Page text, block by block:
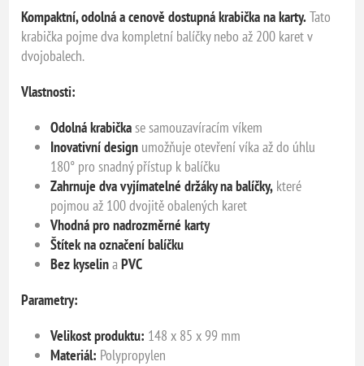
Kompaktní, odolná a cenově dostupná krabička na karty.Tato
krabička pojme dva kompletní balíčky nebo až 200 karet v
dvojobalech.
Vlastnosti:
Odolná krabičkase samouzavíracím víkem
Inovativní design umožňuje otevření víka až do úhlu
180° pro snadný přístup k balíčku
Zahrnuje dva vyjímatelné držáky na balíčky, které
pojmou až 100 dvojitě obalených karet
Vhodná pro nadrozměrné karty
Štítek na označení balíčku
Bez kyselinaPVC
Parametry:
Velikost produktu: 148 x 85 x 99 mm
Materiál: Polypropylen